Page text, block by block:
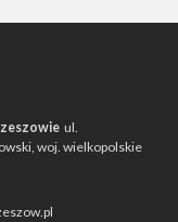
ul.
woj. wielkopolskie